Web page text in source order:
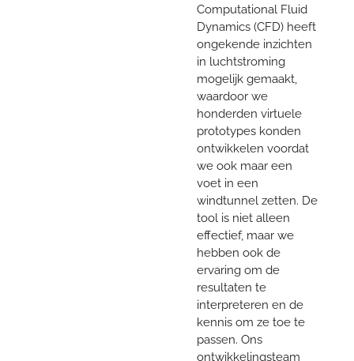
Computational Fluid
Dynamics (CFD) heeft
ongekende inzichten
in luchtstroming
mogelijk gemaakt,
waardoor we
honderden virtuele
prototypes konden
ontwikkelen voordat
we ook maar een
voet in een
windtunnel zetten. De
tool is niet alleen
effectief, maar we
hebben ook de
ervaring om de
resultaten te
interpreteren en de
kennis om ze toe te
passen. Ons
ontwikkelingsteam